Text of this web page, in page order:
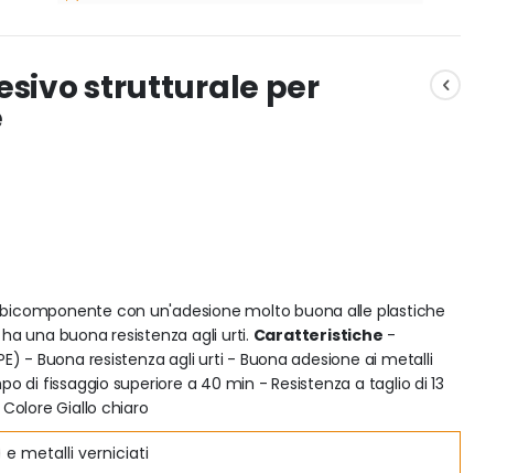
strutturale per
con un'adesione molto buona alle plastiche
una buona resistenza agli urti. Caratteristiche -
- Buona resistenza agli urti - Buona adesione ai metalli
di fissaggio superiore a 40 min - Resistenza a taglio di 13
Giallo chiaro
e metalli verniciati